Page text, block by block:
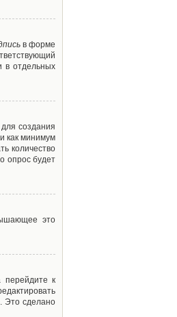
в форме
в отдельных
создания
как минимум
количество
опрос будет
это
перейдите к
Это сделано